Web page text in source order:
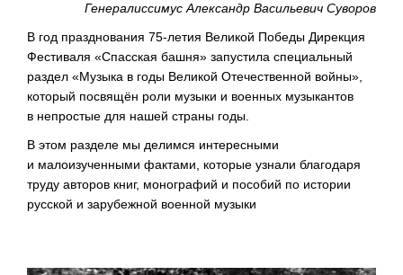
Генералиссимус Александр Васильевич Суворов
В год празднования 75-летия Великой Победы Дирекция
Фестиваля «Спасская башня» запустила специальный
раздел «Музыка в годы Великой Отечественной войны»,
который посвящён роли музыки и военных музыкантов
в непростые для нашей страны годы.
В этом разделе мы делимся интересными
и малоизученными фактами, которые узнали благодаря
труду авторов книг, монографий и пособий по истории
русской и зарубежной военной музыки